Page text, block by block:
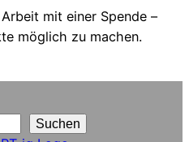
mit einer Spende –
möglich zu machen.
Suchen